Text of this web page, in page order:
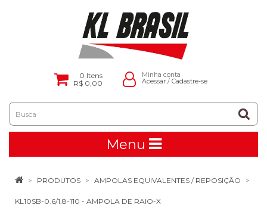
0 Itens
R$ 0,00
Minha conta
Acessar/ Cadastre-se
Menu
PRODUTOS AMPOLAS EQUIVALENTES / REPOSIÇÃO
KL10SB-0.6/1.8-110 - AMPOLA DE RAIO-X